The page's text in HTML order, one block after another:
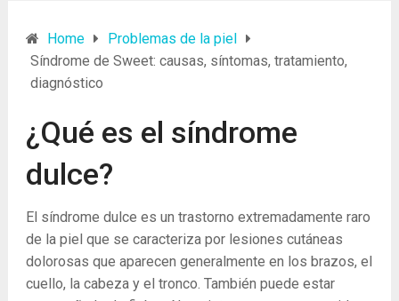
Home
Problemas de la piel
Síndrome de Sweet: causas, síntomas, tratamiento,
diagnóstico
¿Qué es el síndrome
dulce?
El síndrome dulce es un trastorno extremadamente raro
de la piel que se caracteriza por lesiones cutáneas
dolorosas que aparecen generalmente en los brazos, el
cuello, la cabeza y el tronco. También puede estar